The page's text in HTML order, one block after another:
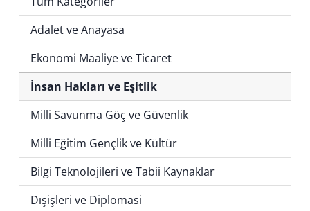
Adalet ve Anayasa
Ekonomi Maaliye ve Ticaret
İnsan Hakları ve Eşitlik
Milli Savunma Göç ve Güvenlik
Milli Eğitim Gençlik ve Kültür
Bilgi Teknolojileri ve Tabii Kaynaklar
Dışişleri ve Diplomasi